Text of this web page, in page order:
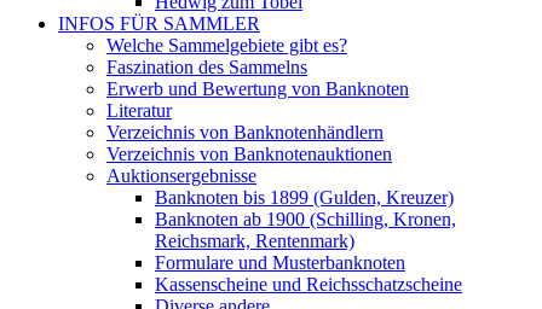
INFOS FÜR SAMMLER
Welche Sammelgebiete gibt es?
Faszination des Sammelns
Erwerb und Bewertung von Banknoten
Literatur
Verzeichnis von Banknotenhändlern
Verzeichnis von Banknotenauktionen
Auktionsergebnisse
Banknoten bis 1899 (Gulden, Kreuzer)
Banknoten ab 1900 (Schilling, Kronen,
Reichsmark, Rentenmark)
Formulare und Musterbanknoten
Kassenscheine und Reichsschatzscheine